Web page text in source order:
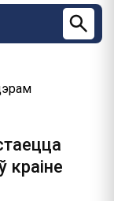
краіне